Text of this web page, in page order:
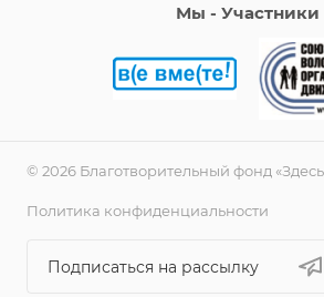
Мы - Участники
© 2026 Благотворительный фонд
Политика конфиденциальности
Подписаться на рассылку